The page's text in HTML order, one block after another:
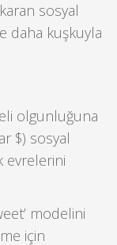
sosyal
daha kuşkuyla
olgunluğuna
$) sosyal
evrelerini
modelini
için